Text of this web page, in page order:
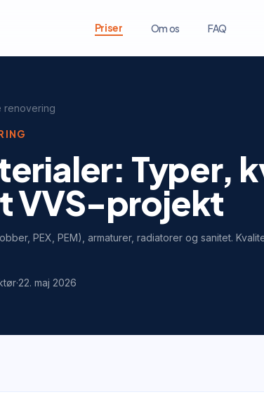
Priser Om os FAQ
renovering
Typer,
VVS-projekt
PEX, PEM), armaturer, radiatorer og sanitet.
·22. maj 2026